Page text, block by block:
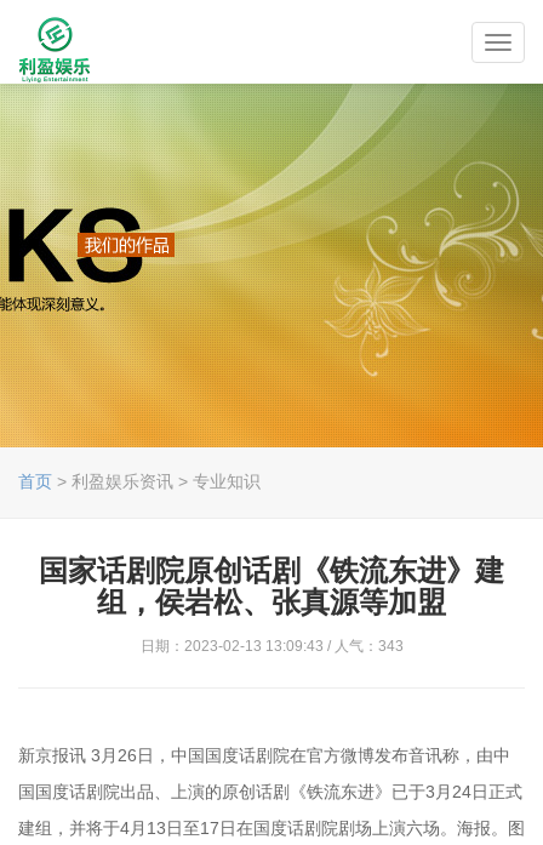
首页 > 利盈娱乐资讯 > 专业知识
国家话剧院原创话剧《铁流东进》建
组，侯岩松、张真源等加盟
日期：2023-02-13 13:09:43 / 人气：343
新京报讯 3月26日，中国国度话剧院在官方微博发布音讯称，由中
国国度话剧院出品、上演的原创话剧《铁流东进》已于3月24日正式
建组，并将于4月13日至17日在国度话剧院剧场上演六场。海报。图